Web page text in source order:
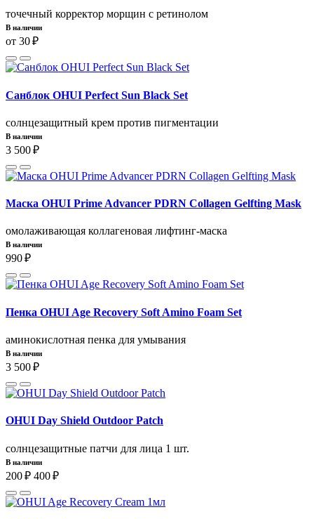
точечный корректор морщин с ретинолом
В наличии
от 30 ₽
Санблок OHUI Perfect Sun Black Set
солнцезащитный крем против пигментации
В наличии
3 500 ₽
Маска OHUI Prime Advancer PDRN Collagen Gelfting Mask
омолаживающая коллагеновая лифтинг-маска
В наличии
990 ₽
Пенка OHUI Age Recovery Soft Amino Foam Set
аминокислотная пенка для умывания
В наличии
3 500 ₽
OHUI Day Shield Outdoor Patch
солнцезащитные патчи для лица 1 шт.
В наличии
200 ₽ 400 ₽